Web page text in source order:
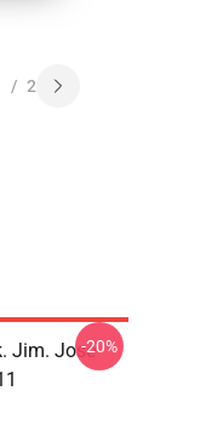
/ 2
Jim. Jose-20%